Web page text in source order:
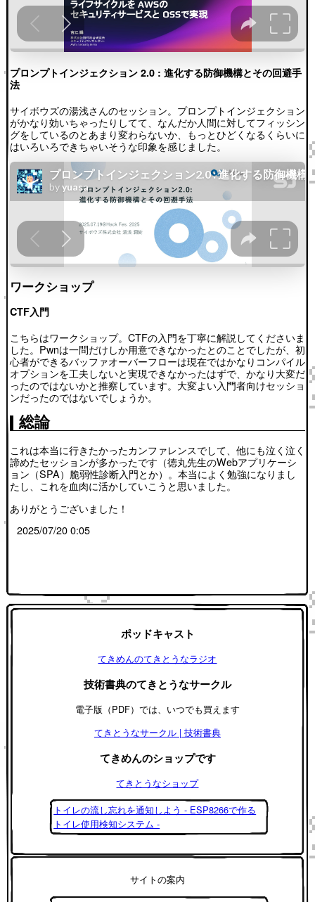
プロンプトインジェクション 2.0 : 進化する防御機構とその回避手
法
サイボウズの湯浅さんのセッション。プロンプトインジェクション
がかなり効いちゃったりしてて、なんだか人間に対してフィッシン
グをしているのとあまり変わらないか、もっとひどくなるくらいに
はいろいろできちゃいそうな印象を感じました。
ワークショップ
CTF入門
こちらはワークショップ。CTFの入門を丁寧に解説してくださいま
した。Pwnは一問だけしか用意できなかったとのことでしたが、初
心者ができるバッファオーバーフローは現在ではかなりコンパイル
オプションを工夫しないと実現できなかったはずで、かなり大変だ
ったのではないかと推察しています。大変よい入門者向けセッショ
ンだったのではないでしょうか。
総論
これは本当に行きたかったカンファレンスでして、他にも泣く泣く
諦めたセッションが多かったです（徳丸先生のWebアプリケーシ
ョン（SPA）脆弱性診断入門とか）。本当によく勉強になりまし
たし、これを血肉に活かしていこうと思いました。
ありがとうございました！
2025/07/20 0:05
ポッドキャスト
てきめんのてきとうなラジオ
技術書典のてきとうなサークル
電子版（PDF）では、いつでも買えます
てきとうなサークル | 技術書典
てきめんのショップです
てきとうなショップ
トイレの流し忘れを通知しよう - ESP8266で作る
トイレ使用検知システム -
サイトの案内